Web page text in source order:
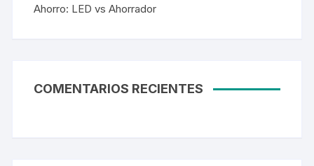
Ahorro: LED vs Ahorrador
COMENTARIOS RECIENTES